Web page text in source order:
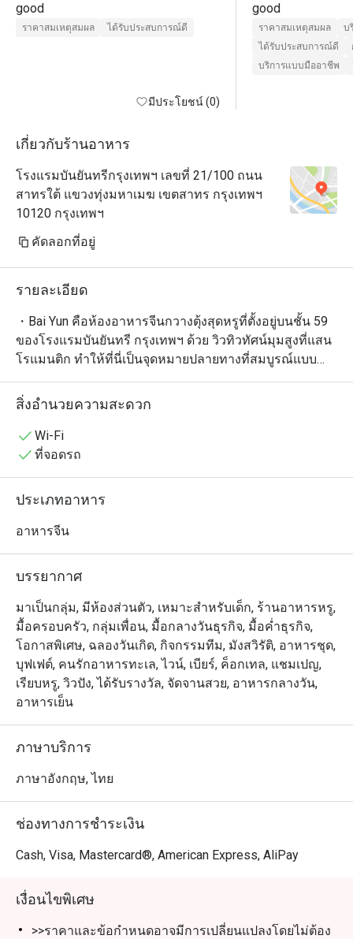
good
ราคาสมเหตุสมผล ได้รับประสบการณ์ดี
มีประโยชน์ (0)
good
ราคาสมเหตุสมผล
บ
ได้รับประสบการณ์ดี
บริการแบบมืออาชีพ
เกี่ยวกับร้านอาหาร
โรงแรมบันยันทรีกรุงเทพฯ เลขที่ 21/100 ถนน
สาทรใต้ แขวงทุ่งมหาเมฆ เขตสาทร กรุงเทพฯ
10120 กรุงเทพฯ
คัดลอกที่อยู่
รายละเอียด
・Bai Yun คือห้องอาหารจีนกวางตุ้งสุดหรูที่ตั้งอยู่บนชั้น 59
ของโรงแรมบันยันทรี กรุงเทพฯ ด้วย วิวทิวทัศน์มุมสูงที่แสน
โรแมนติก ทำให้ที่นี่เป็นจุดหมายปลายทางที่สมบูรณ์แบบ
สำหรับการดื่มด่ำกับอาหารชั้นเลิศควบคู่ไปกับทัศนียภาพอัน
น่าทึ่ง
อาหารสำหรับติดต่อธุรกิจ หรือการนัดเดทสุดพิเศษกับคนรัก
ห้องอาหารแห่งนี้มีชื่อเสียงด้าน ฝีมือการปรุงอาหารอัน
ไม่ควรพลาด ได้แก่ หมูย่างกรอบ ที่ชุ่มฉ่ำ, หมูแดงน้ำผึ้ง (ชา
หลายชนิด — ทุกจานคือความสุขที่แท้จริงของการลิ้มรส
ระดับพรีเมียม พร้อมเพลิดเพลินกับทิวทัศน์บนฟ้าระดับโลก
เพื่อสัมผัสประสบการณ์การรับประทานอาหารที่ไม่เหมือน
ใคร
สิ่งอำนวยความสะดวก
Wi-Fi
ที่จอดรถ
ประเภทอาหาร
อาหารจีน
บรรยากาศ
มาเป็นกลุ่ม, มีห้องส่วนตัว, เหมาะสำหรับเด็ก, ร้านอาหารหรู,
มื้อครอบครัว, กลุ่มเพื่อน, มื้อกลางวันธุรกิจ, มื้อค่ำธุรกิจ,
โอกาสพิเศษ, ฉลองวันเกิด, กิจกรรมทีม, มังสวิรัติ, อาหารชุด,
บุฟเฟต์, คนรักอาหารทะเล, ไวน์, เบียร์, ค็อกเทล, แชมเปญ,
เรียบหรู, วิวปัง, ได้รับรางวัล, จัดจานสวย, อาหารกลางวัน,
อาหารเย็น
ภาษาบริการ
ภาษาอังกฤษ, ไทย
ช่องทางการชำระเงิน
Cash, Visa, Mastercard®, American Express, AliPay
เงื่อนไขพิเศษ
>>ราคาและข้อกำหนดอาจมีการเปลี่ยนแปลงโดยไม่ต้อง